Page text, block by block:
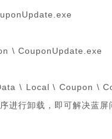
\ CouponUpdate.exe
\ Local \ Coupon \
进行卸载，即可解决蓝屏